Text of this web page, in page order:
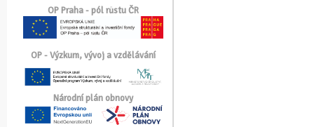
OP Praha - pól růstu ČR
OP - Výzkum, vývoj a vzdělávání
Národní plán obnovy